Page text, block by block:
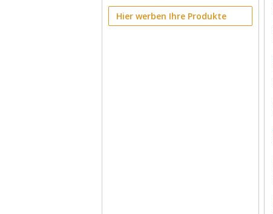
Hier werben Ihre Produkte